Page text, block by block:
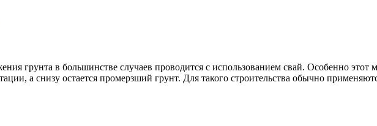
грунта в большинстве случаев проводится с использованием свай. Особенно этот
а снизу остается промерзший грунт. Для такого строительства обычно